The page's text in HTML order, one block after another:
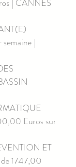
| CANNES
|
Euros sur
ET
1747,00